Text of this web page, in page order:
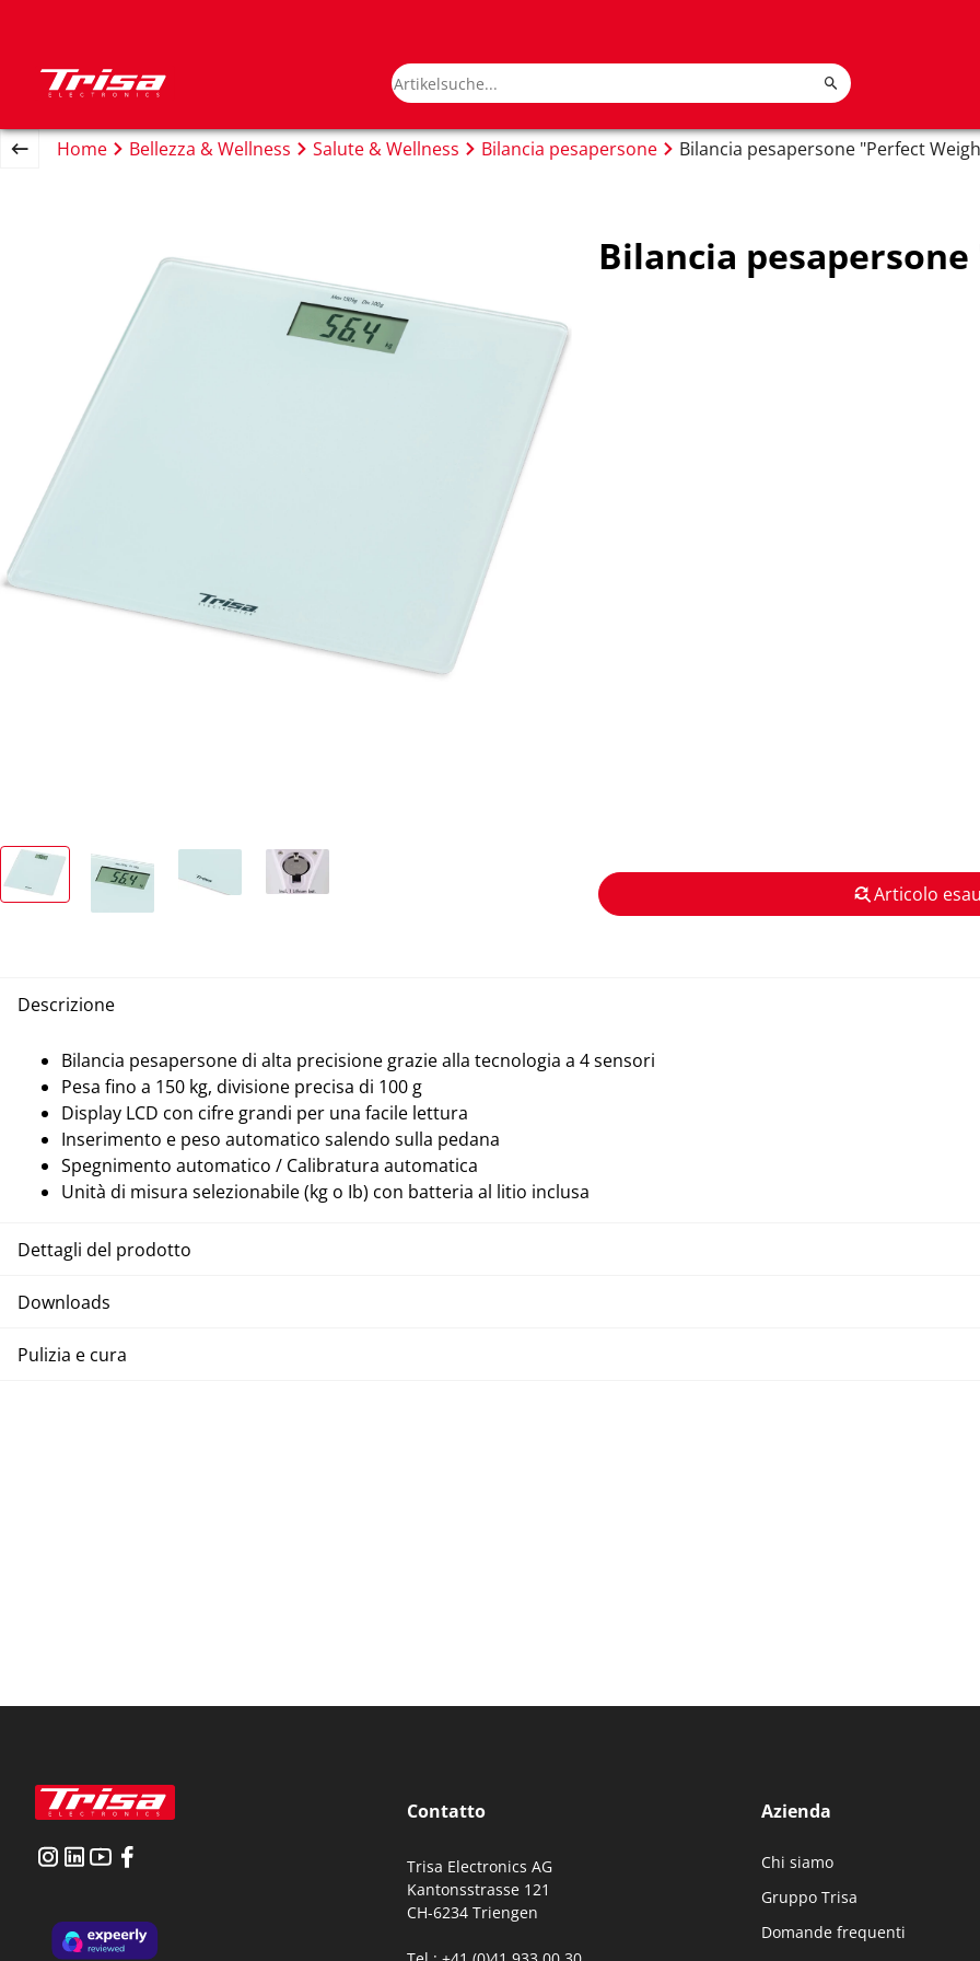
Home Bellezza & Wellness Salute & Wellness Bilancia pesapersone Bilancia pesapersone "Perfect
Bilancia
Articolo
Descrizione
Bilancia pesapersone di alta precisione grazie alla tecnologia a 4 sensori
Pesa fino a 150 kg, divisione precisa di 100 g
Display LCD con cifre grandi per una facile lettura
Inserimento e peso automatico salendo sulla pedana
Spegnimento automatico / Calibratura automatica
Unità di misura selezionabile (kg o Ib) con batteria al litio inclusa
Dettagli del prodotto
Downloads
Pulizia e cura
Contatto
Trisa Electronics AG
Kantonsstrasse 121
CH-6234 Triengen
Azienda
Chi siamo
Gruppo Trisa
Domande frequenti